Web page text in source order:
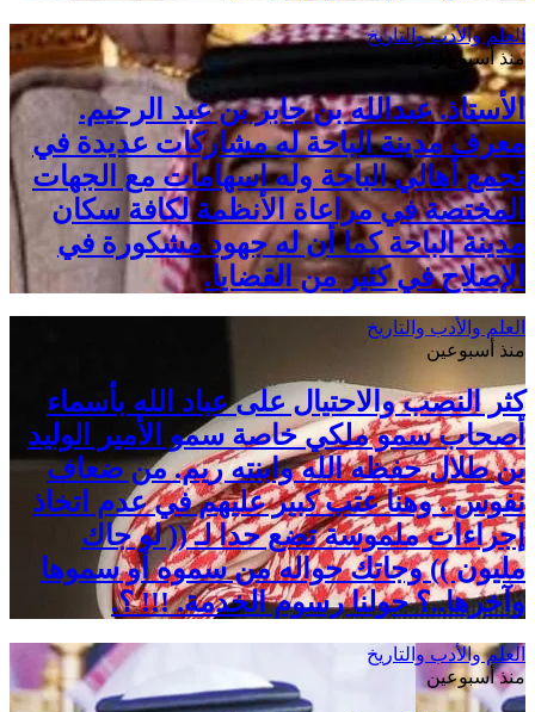
العلم والأدب والتاريخ
منذ أسبوع واحد
الأستاذ. عبدالله بن جابر بن عبد الرحيم.
معرف مدينة الباحة له مشاركات عديدة في
تجمع أهالي الباحة وله اسهامات مع الجهات
المختصة في مراعاة الأنظمة لكافة سكان
مدينة الباحة كما أن له جهود مشكورة في
الإصلاح في كثير من القضايا.
العلم والأدب والتاريخ
منذ أسبوعين
كثر النصب والاحتيال على عباد الله بأسماء
أصحاب سمو ملكي خاصة سمو الأمير الوليد
بن طلال حفظه الله وابنته ريم. من ضعاف
نفوس . وهنا عتب كبير عليهم في عدم اتخاذ
إجراءات ملموسة تضع حدا لـ (( لو جاك
مليون )) وجاتك حواله من سموه أو سموها
وآخرها..؟ حولنا رسوم الخدمة. !!! ؟.
العلم والأدب والتاريخ
منذ أسبوعين